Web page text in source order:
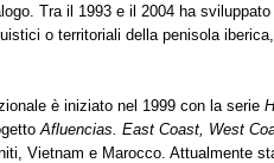
Tra il 1993 e il 2004 ha
o territoriali della penisola
è iniziato nel 1999 con la serie
Afluencias. East Coast, West
Vietnam e Marocco. Attualmente